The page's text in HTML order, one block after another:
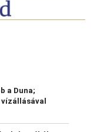
a Duna;